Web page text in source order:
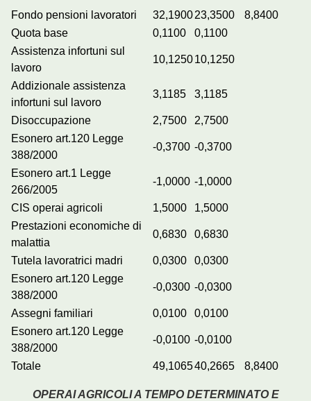
Fondo pensioni lavoratori 32,190023,3500
8,8400
Quota base
0,1100
0,1100
Assistenza infortuni sul
lavoro
10,125010,1250
Addizionale assistenza
infortuni sul lavoro
3,1185 3,1185
Disoccupazione 2,7500
2,7500
Esonero art.120 Legge
388/2000
-0,3700 -0,3700
Esonero art.1 Legge
266/2005
-1,0000 -1,0000
CIS operai agricoli 1,5000
1,5000
Prestazioni economiche di
malattia
0,6830 0,6830
Tutela lavoratrici madri 0,0300
0,0300
Esonero art.120 Legge
388/2000
-0,0300 -0,0300
Assegni familiari 0,0100
0,0100
Esonero art.120 Legge
388/2000
-0,0100 -0,0100
Totale 49,106540,2665 8,8400
OPERAI AGRICOLI A TEMPO DETERMINATO E